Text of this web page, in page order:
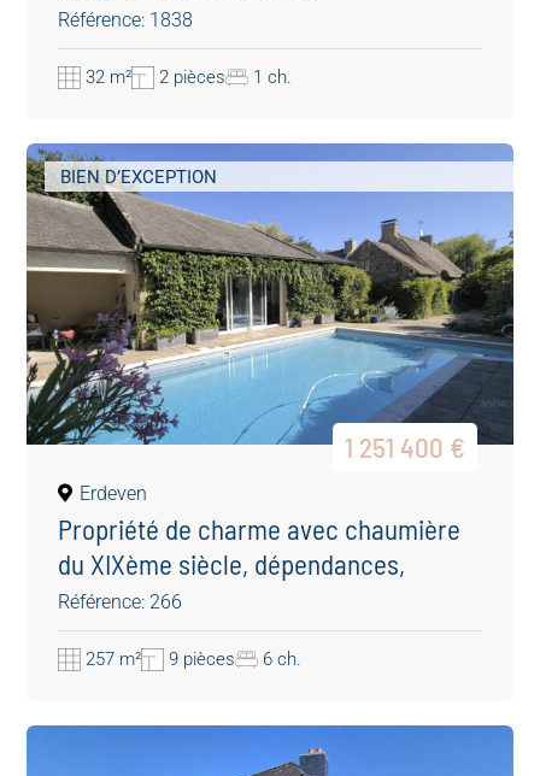
Référence: 1838
32 m² 2 pièces 1 ch.
BIEN D’EXCEPTION
1 251 400 €
Erdeven
Propriété de charme avec chaumière
du XIXème siècle, dépendances,
piscine et plus de 4 000 m² de terrain
constructible à Erdeven
Référence: 266
257 m² 9 pièces 6 ch.